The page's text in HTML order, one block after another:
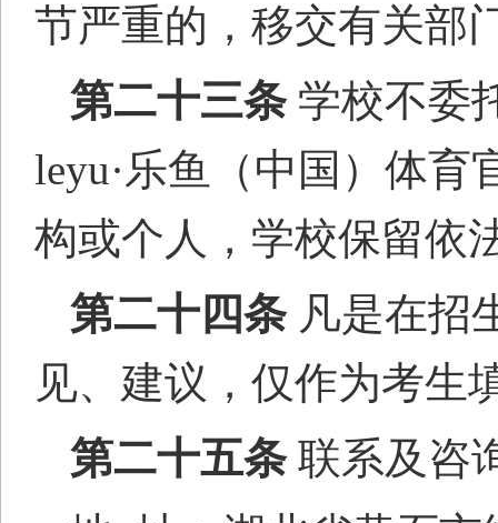
节严重的，移交有关部
第二十三条 学校不委
leyu·乐鱼（中国）体
构或个人，学校保留依
第二十 四条凡是在招
见、建议，仅作为考生
第二十五条 联系及 咨